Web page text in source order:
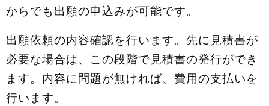
からでも出願の申込みが可能です。
出願依頼の内容確認を行います。先に見積書が
必要な場合は、この段階で見積書の発行ができ
ます。内容に問題が無ければ、費用の支払いを
行います。